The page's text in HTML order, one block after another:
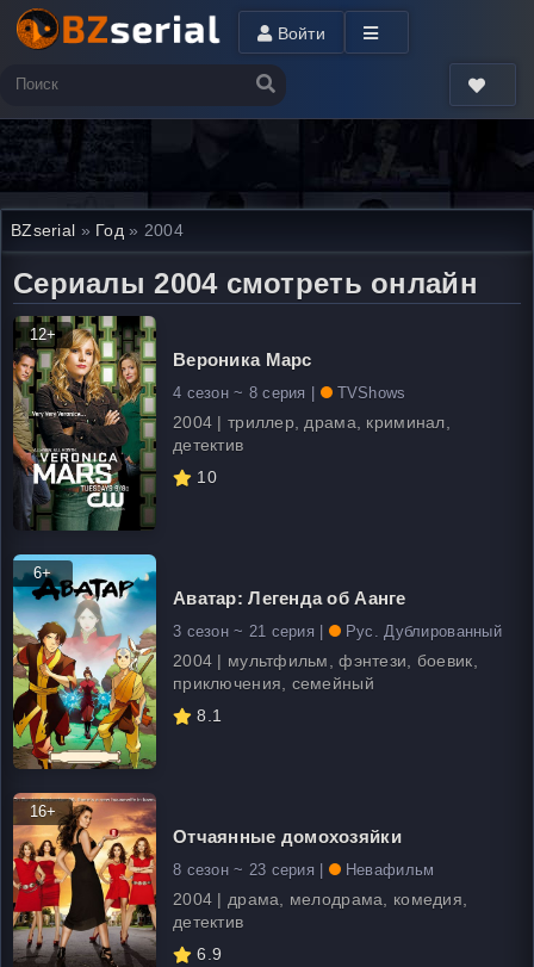
Войти
BZserial » Год » 2004
Сериалы 2004 смотреть онлайн
12+
Вероника Марс
4 сезон ~ 8 серия | TVShows
2004 | триллер, драма, криминал,
детектив
10
6+
Аватар: Легенда об Аанге
3 сезон ~ 21 серия | Рус. Дублированный
2004 | мультфильм, фэнтези, боевик,
приключения, семейный
8.1
16+
Отчаянные домохозяйки
8 сезон ~ 23 серия | Невафильм
2004 | драма, мелодрама, комедия,
детектив
6.9